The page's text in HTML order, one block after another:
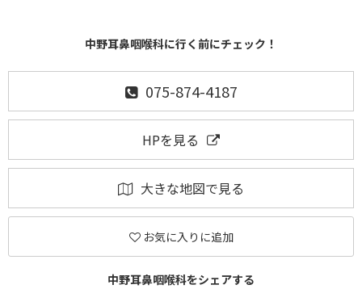
中野耳鼻咽喉科に行く前にチェック！
075-874-4187
HPを見る
大きな地図で見る
お気に入りに追加
中野耳鼻咽喉科をシェアする